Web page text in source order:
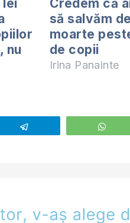
lei
nu
Credem că
să salvăm
moarte
de copii
Irina Panainte